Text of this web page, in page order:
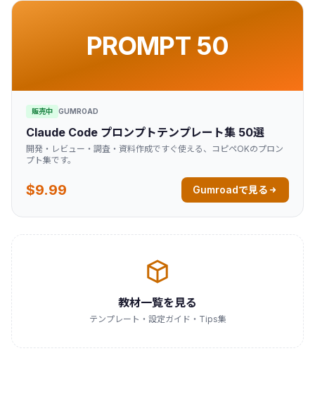
PROMPT 50
販売中 GUMROAD
Claude Code プロンプトテンプレート集 50選
開発・レビュー・調査・資料作成ですぐ使える、コピペOKのプロン
プト集です。
$9.99 Gumroadで見る
教材一覧を見る
テンプレート・設定ガイド・Tips集